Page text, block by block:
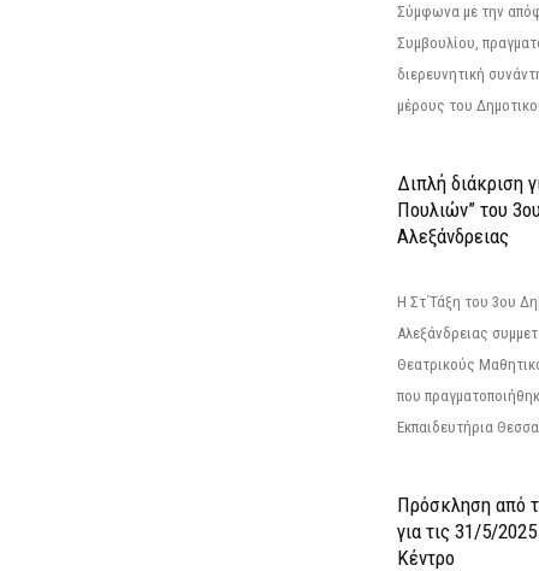
Σύμφωνα με την
Συμβουλίου,
διερευνητική
μέρους του
Διπλή διάκριση
Πουλιών” του
Αλεξάνδρειας
Η Στ΄Τάξη του 3ου
Αλεξάνδρειας
Θεατρικούς
που
Εκπαιδευτήρια
Πρόσκληση από
για τις 31/5/
Κέντρο